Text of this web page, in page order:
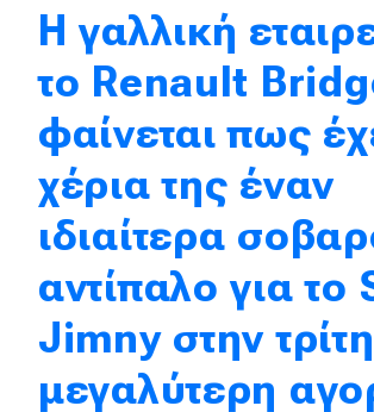
Test Drive
Δοκιμή
Αποστολή
Συγκρίνουμε
Αγώνες
Formula 1
WRC
Motorsport
H γαλλική
το Renault
φαίνεται πως
χέρια της έναν
ιδιαίτερα
αντίπαλο για το
Jimny στην τρίτη
μεγαλύτερη